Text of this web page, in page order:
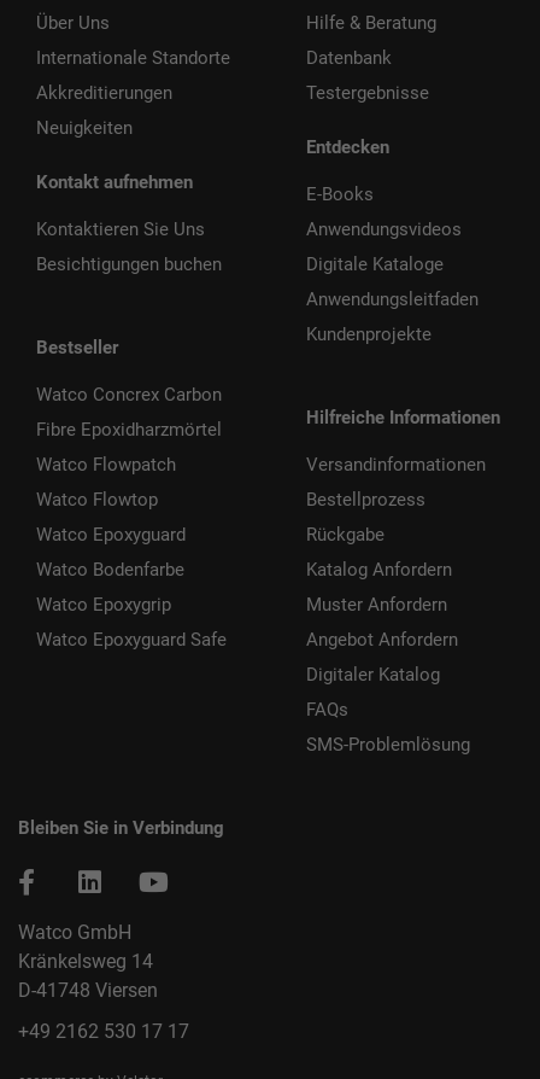
Über Uns
Internationale Standorte
Akkreditierungen
Neuigkeiten
Kontakt aufnehmen
Kontaktieren Sie Uns
Besichtigungen buchen
Bestseller
Watco Concrex Carbon
Fibre Epoxidharzmörtel
Watco Flowpatch
Watco Flowtop
Watco Epoxyguard
Watco Bodenfarbe
Watco Epoxygrip
Watco Epoxyguard Safe
Hilfe & Beratung
Datenbank
Testergebnisse
Entdecken
E-Books
Anwendungsvideos
Digitale Kataloge
Anwendungsleitfaden
Kundenprojekte
Hilfreiche Informationen
Versandinformationen
Bestellprozess
Rückgabe
Katalog Anfordern
Muster Anfordern
Angebot Anfordern
Digitaler Katalog
FAQs
SMS-Problemlösung
Bleiben Sie in Verbindung
Watco GmbH
Kränkelsweg 14
D-41748 Viersen
+49 2162 530 17 17